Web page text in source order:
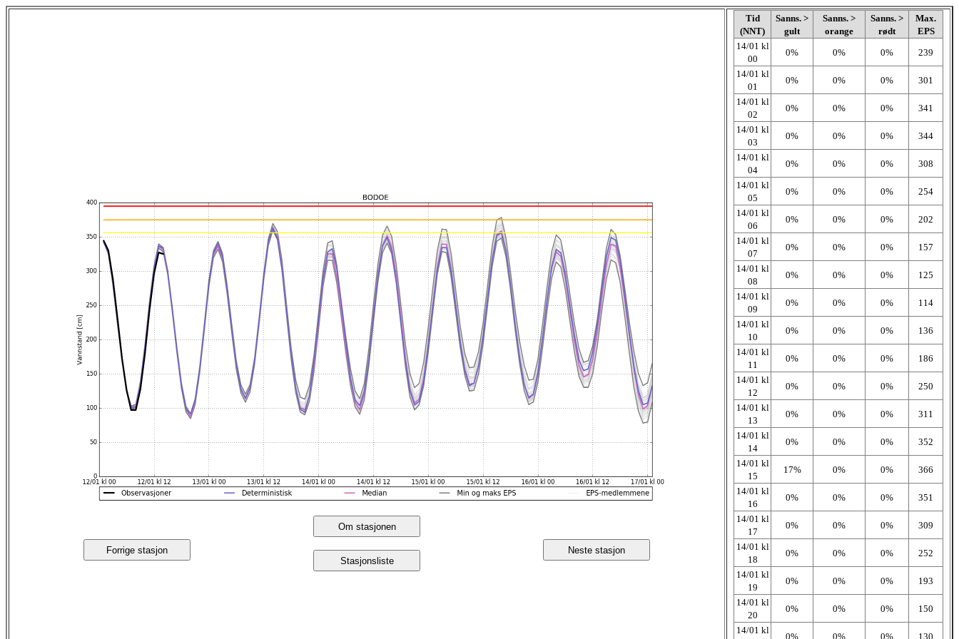
Forrige stasjon
Om stasjonen
Stasjonsliste
Neste stasjon
Tid
(NNT)
Sanns. >
gult
Sanns. >
orange
Sanns. >
rødt
Max.
EPS
14/01 kl
00
0% 0% 0%
239
14/01 kl
01
0% 0% 0%
301
14/01 kl
02
0% 0% 0%
341
14/01 kl
03
0% 0% 0%
344
14/01 kl
04
0% 0% 0%
308
14/01 kl
05
0% 0% 0%
254
14/01 kl
06
0% 0% 0%
202
14/01 kl
07
0% 0% 0%
157
14/01 kl
08
0% 0% 0%
125
14/01 kl
09
0% 0% 0%
114
14/01 kl
10
0% 0% 0%
136
14/01 kl
11
0% 0% 0%
186
14/01 kl
12
0% 0% 0%
250
14/01 kl
13
0% 0% 0%
311
14/01 kl
14
0% 0% 0%
352
14/01 kl
15
17% 0% 0%
366
14/01 kl
16
0% 0% 0%
351
14/01 kl
17
0% 0% 0%
309
14/01 kl
18
0% 0% 0%
252
14/01 kl
19
0% 0% 0%
193
14/01 kl
20
0% 0% 0%
150
14/01 kl
0% 0% 0% 130